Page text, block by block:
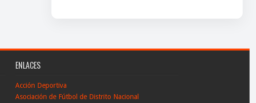
ENLACES
Acción Deportiva
Asociación de Fútbol de Distrito Nacional